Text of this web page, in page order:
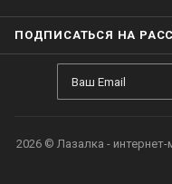
ПОДПИСАТЬСЯ НА
2026 © Лазалка -